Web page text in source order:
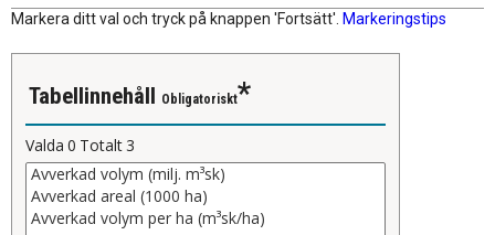
Markera ditt val och tryck på knappen 'Fortsätt'. Markeringstips
Tabellinnehåll Obligatoriskt
Valda 0 Totalt3